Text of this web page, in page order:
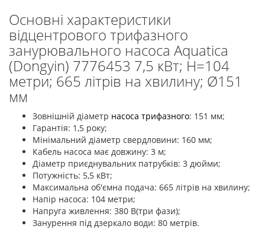
Основні характеристики
відцентрового трифазного
занурювального насоса Aquatica
(Dongyin) 7776453 7,5 кВт; H=104
метри; 665 літрів на хвилину; Ø151
мм
Зовнішній діаметр насоса трифазного: 151 мм;
Гарантія: 1,5 року;
Мінімальний діаметр свердловини: 160 мм;
Кабель насоса має довжину: 3 м;
Діаметр приєднувальних патрубків: 3 дюйми;
Потужність: 5,5 кВт;
Максимальна об'ємна подача: 665 літрів на хвилину;
Напір насоса: 104 метри;
Напруга живлення: 380 В(три фази);
Занурення під дзеркало води: 80 метрів.